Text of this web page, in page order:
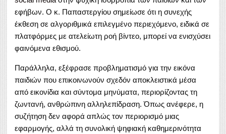
εφήβων. Ο κ. Παπαστεργίου σημείωσε ότι η συνεχής
έκθεση σε αλγοριθμικά επιλεγμένο περιεχόμενο, ειδικά σε
πλατφόρμες με ατελείωτη ροή βίντεο, μπορεί να ενισχύσει
φαινόμενα εθισμού.
Παράλληλα, εξέφρασε προβληματισμό για την εικόνα
παιδιών που επικοινωνούν σχεδόν αποκλειστικά μέσα
από εικονίδια και σύντομα μηνύματα, περιορίζοντας τη
ζωντανή, ανθρώπινη αλληλεπίδραση. Όπως ανέφερε, η
συζήτηση δεν αφορά απλώς τον περιορισμό μιας
εφαρμογής, αλλά τη συνολική ψηφιακή καθημερινότητα